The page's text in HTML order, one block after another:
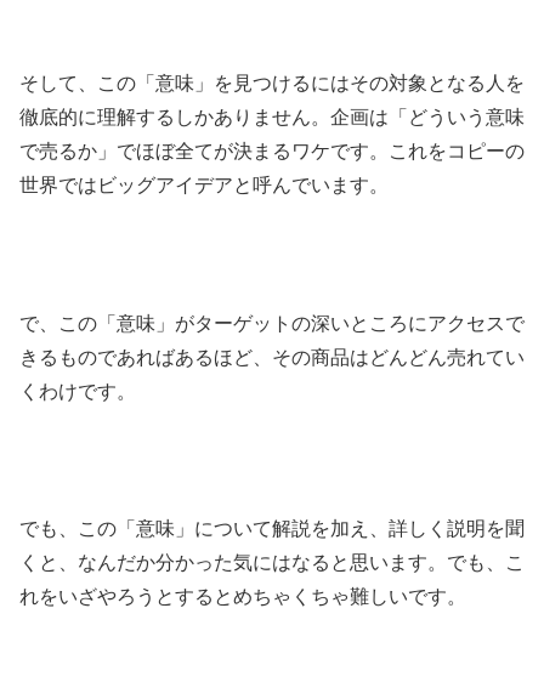
そして、この「意味」を見つけるにはその対象となる人を
徹底的に理解するしかありません。企画は「どういう意味
で売るか」でほぼ全てが決まるワケです。これをコピーの
世界ではビッグアイデアと呼んでいます。
で、この「意味」がターゲットの深いところにアクセスで
きるものであればあるほど、その商品はどんどん売れてい
くわけです。
でも、この「意味」について解説を加え、詳しく説明を聞
くと、なんだか分かった気にはなると思います。でも、こ
れをいざやろうとするとめちゃくちゃ難しいです。